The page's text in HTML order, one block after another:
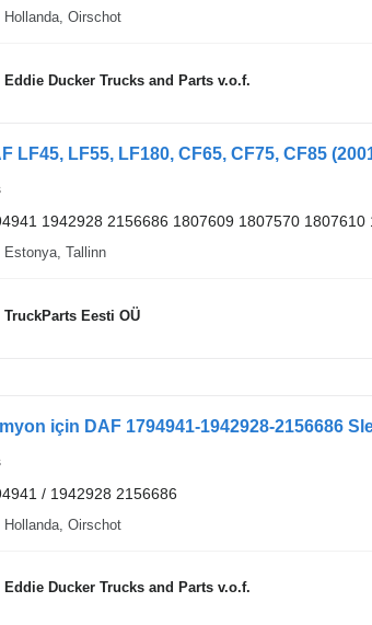
Hollanda, Oirschot
Eddie Ducker Trucks and Parts v.o.f.
LF45, LF55, LF180, CF65, CF75, CF85
1942928 2156686 1807609 1807570
Estonya, Tallinn
TruckParts Eesti OÜ
için DAF 1794941-1942928-2156686
/ 1942928 2156686
Hollanda, Oirschot
Eddie Ducker Trucks and Parts v.o.f.